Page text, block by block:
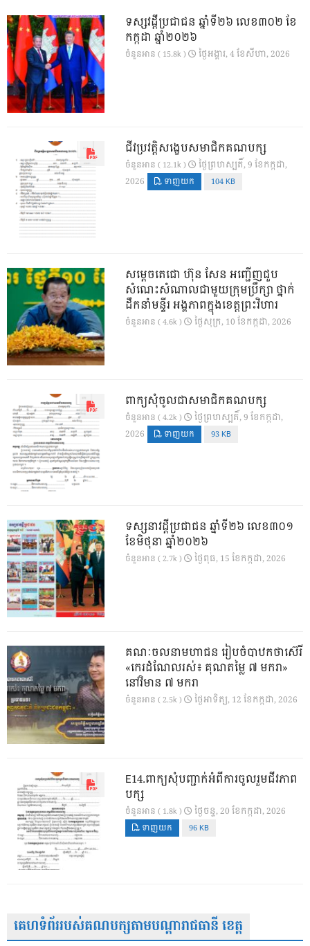
ទស្សវដ្តីប្រជាជន ឆ្នាំទី២៦ លេខ៣០២ ខែ
កក្កដា ឆ្នាំ២០២៦
ចំនួនអាន ( 15.8k ) ថ្ងៃ​អង្គារ, 4 ខែ​សីហា, 2026
ជីវប្រវត្តិសង្ខេបសមាជិកគណបក្ស
ចំនួនអាន ( 12.1k )
ថ្ងៃ​ព្រហស្បតិ៍, 9 ខែ​កក្កដា,
2026
ទាញយក 104 KB
សម្តេចតេជោ ហ៊ុន សែន អញ្ជើញជួប
សំណេះសំណាលជាមួយក្រុមប្រឹក្សា ថ្នាក់
ដឹកនាំមន្ទីរ អង្គភាពក្នុងខេត្តព្រះវិហារ
ចំនួនអាន ( 4.6k ) ថ្ងៃ​សុក្រ, 10 ខែ​កក្កដា, 2026
ពាក្យសុំចូលជាសមាជិកគណបក្ស
ចំនួនអាន ( 4.2k )
ថ្ងៃ​ព្រហស្បតិ៍, 9 ខែ​កក្កដា,
2026
ទាញយក 93 KB
ទស្សនាវដ្ដីប្រជាជន ឆ្នាំទី២៦ លេខ៣០១
ខែមិថុនា ឆ្នាំ២០២៦
ចំនួនអាន ( 2.7k ) ថ្ងៃ​ពុធ, 15 ខែ​កក្កដា, 2026
គណៈចលនាមហាជន រៀបចំបាឋកថាស៊េរី
«កេរដំណែលរស់៖ គុណតម្លៃ ៧ មករា»
នៅវិមាន ៧ មករា
ចំនួនអាន ( 2.5k ) ថ្ងៃ​អាទិត្យ, 12 ខែ​កក្កដា, 2026
E14.ពាក្យសុំបញ្ជាក់អំពីការចូលរួមជីវភាព
បក្ស
ចំនួនអាន ( 1.8k ) ថ្ងៃ​ចន្ទ, 20 ខែ​កក្កដា, 2026
ទាញយក 96 KB
គេហទំព័ររបស់គណបក្សតាមបណ្តារាជធានី ខេត្ត